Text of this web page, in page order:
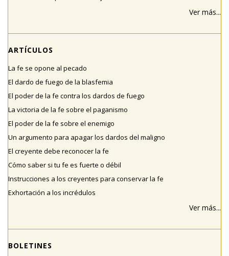
Ver más...
ARTÍCULOS
La fe se opone al pecado
El dardo de fuego de la blasfemia
El poder de la fe contra los dardos de fuego
La victoria de la fe sobre el paganismo
El poder de la fe sobre el enemigo
Un argumento para apagar los dardos del maligno
El creyente debe reconocer la fe
Cómo saber si tu fe es fuerte o débil
Instrucciones a los creyentes para conservar la fe
Exhortación a los incrédulos
Ver más...
BOLETINES